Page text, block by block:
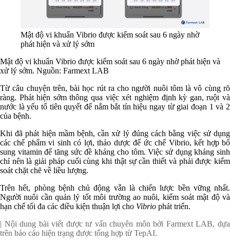
Mật độ vi khuẩn Vibrio được kiểm soát sau 6 ngày nhờ
phát hiện và xử lý sớm
Mật độ vi khuẩn Vibrio được kiểm soát sau 6 ngày nhờ phát hiện và
xử lý sớm. Nguồn: Farmext LAB
Từ câu chuyện trên, bài học rút ra cho người nuôi tôm là vô cùng rõ
ràng. Phát hiện sớm thông qua việc xét nghiệm định kỳ gan, ruột và
nước là yếu tố tiên quyết để nắm bắt tín hiệu ngay từ giai đoạn 1 và 2
của bệnh.
Khi đã phát hiện mầm bệnh, cần xử lý đúng cách bằng việc sử dụng
các chế phẩm vi sinh có lợi, thảo dược để ức chế Vibrio, kết hợp bổ
sung vitamin để tăng sức đề kháng cho tôm. Việc sử dụng kháng sinh
chỉ nên là giải pháp cuối cùng khi thật sự cần thiết và phải được kiểm
soát chặt chẽ về liều lượng.
Trên hết, phòng bệnh chủ động vẫn là chiến lược bền vững nhất.
Người nuôi cần quản lý tốt môi trường ao nuôi, kiểm soát mật độ và
hạn chế tối đa các điều kiện thuận lợi cho Vibrio phát triển.
| Nội dung bài viết được tư vấn chuyên môn bởi Farmext LAB, dựa
trên báo cáo hiện trạng được tổng hợp từ TepAI.